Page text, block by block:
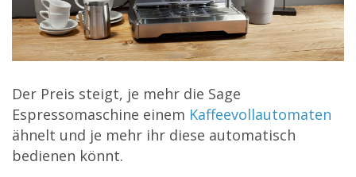
Der Preis steigt, je mehr die Sage
Espressomaschine einem Kaffeevollautomaten
ähnelt und je mehr ihr diese automatisch
bedienen könnt.